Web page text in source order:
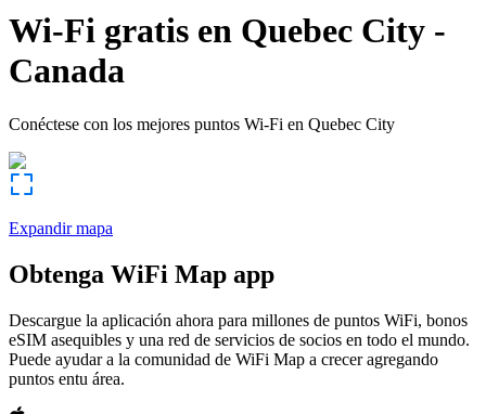
Wi-Fi gratis en Quebec City -
Canada
Conéctese con los mejores puntos Wi-Fi en Quebec City
Expandir mapa
Obtenga WiFi Map app
Descargue la aplicación ahora para millones de puntos WiFi, bonos
eSIM asequibles y una red de servicios de socios en todo el mundo.
Puede ayudar a la comunidad de WiFi Map a crecer agregando
puntos entu área.